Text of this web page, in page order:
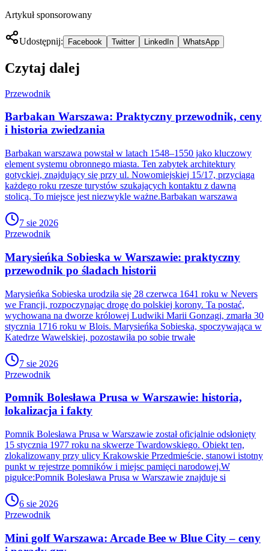
Artykuł sponsorowany
Udostępnij: Facebook Twitter LinkedIn WhatsApp
Czytaj dalej
Przewodnik
Barbakan Warszawa: Praktyczny przewodnik, ceny
i historia zwiedzania
Barbakan warszawa powstał w latach 1548–1550 jako kluczowy
element systemu obronnego miasta. Ten zabytek architektury
gotyckiej, znajdujący się przy ul. Nowomiejskiej 15/17, przyciąga
każdego roku rzesze turystów szukających kontaktu z dawną
stolicą. To miejsce jest niezwykle ważne.Barbakan warszawa
7 sie 2026
Przewodnik
Marysieńka Sobieska w Warszawie: praktyczny
przewodnik po śladach historii
Marysieńka Sobieska urodziła się 28 czerwca 1641 roku w Nevers
we Francji, rozpoczynając drogę do polskiej korony. Ta postać,
wychowana na dworze królowej Ludwiki Marii Gonzagi, zmarła 30
stycznia 1716 roku w Blois. Marysieńka Sobieska, spoczywająca w
Katedrze Wawelskiej, pozostawiła po sobie trwałe
7 sie 2026
Przewodnik
Pomnik Bolesława Prusa w Warszawie: historia,
lokalizacja i fakty
Pomnik Bolesława Prusa w Warszawie został oficjalnie odsłonięty
15 stycznia 1977 roku na skwerze Twardowskiego. Obiekt ten,
zlokalizowany przy ulicy Krakowskie Przedmieście, stanowi istotny
punkt w rejestrze pomników i miejsc pamięci narodowej.W
pigułce:Pomnik Bolesława Prusa w Warszawie znajduje si
6 sie 2026
Przewodnik
Mini golf Warszawa: Arcade Bee w Blue City – ceny